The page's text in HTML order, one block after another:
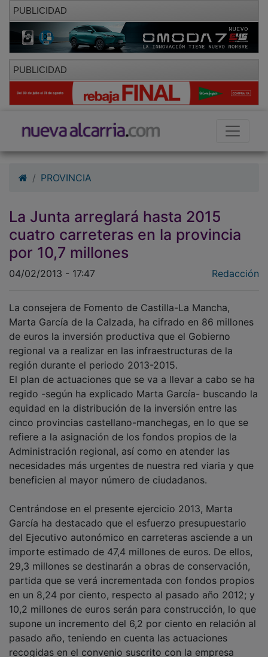
PUBLICIDAD
PUBLICIDAD
PROVINCIA
La Junta arreglará hasta 2015
cuatro carreteras en la provincia
por 10,7 millones
04/02/2013 - 17:47 Redacción
La consejera de Fomento de Castilla-La Mancha,
Marta García de la Calzada, ha cifrado en 86 millones
de euros la inversión productiva que el Gobierno
regional va a realizar en las infraestructuras de la
región durante el periodo 2013-2015.
El plan de actuaciones que se va a llevar a cabo se ha
regido -según ha explicado Marta García- buscando la
equidad en la distribución de la inversión entre las
cinco provincias castellano-manchegas, en lo que se
refiere a la asignación de los fondos propios de la
Administración regional, así como en atender las
necesidades más urgentes de nuestra red viaria y que
beneficien al mayor número de ciudadanos.
Centrándose en el presente ejercicio 2013, Marta
García ha destacado que el esfuerzo presupuestario
del Ejecutivo autonómico en carreteras asciende a un
importe estimado de 47,4 millones de euros. De ellos,
29,3 millones se destinarán a obras de conservación,
partida que se verá incrementada con fondos propios
en un 8,24 por ciento, respecto al pasado año 2012; y
10,2 millones de euros serán para construcción, lo que
supone un incremento del 6,2 por ciento en relación al
pasado año, teniendo en cuenta las actuaciones
recogidas en el convenio suscrito con la empresa